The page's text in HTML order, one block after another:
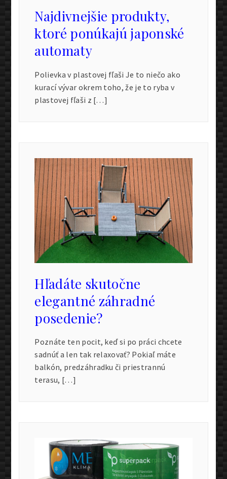
Najdivnejšie produkty,
ktoré ponúkajú japonské
automaty
Polievka v plastovej fľaši Je to niečo ako
kurací vývar okrem toho, že je to ryba v
plastovej fľaši z […]
Hľadáte skutočne
elegantné záhradné
posedenie?
Poznáte ten pocit, keď si po práci chcete
sadnúť a len tak relaxovať? Pokiaľ máte
balkón, predzáhradku či priestrannú
terasu, […]